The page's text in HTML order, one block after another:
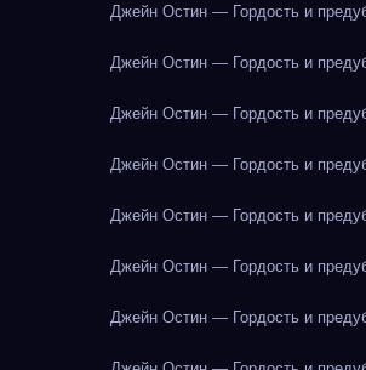
Джейн Остин — Гордость и
Джейн Остин — Гордость и
Джейн Остин — Гордость и
Джейн Остин — Гордость и
Джейн Остин — Гордость и
Джейн Остин — Гордость и
Джейн Остин — Гордость и